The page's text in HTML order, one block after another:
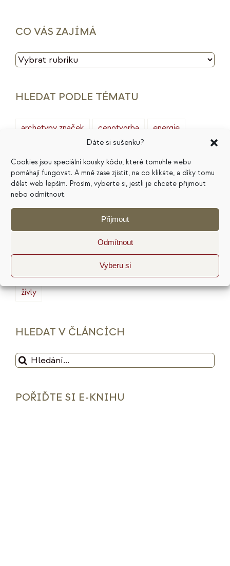
Dáte si sušenku?
Cookies jsou speciální kousky kódu, které tomuhle webu
pomáhají fungovat. A mně zase zjistit, na co klikáte, a díky tomu
dělat web lepším. Prosím, vyberte si, jestli je chcete přijmout
nebo odmítnout.
Přijmout
Odmítnout
Vyberu si
CO VÁS ZAJÍMÁ
CO
HLEDAT PODLE TÉMATU
archetypy značek cenotvorba
energie
ideální zákazník
intuice
konkurence legacy
magie
marketing
masterminding
mindset
minimalismus
plán podnikání
prodej
produktivita
psychologie reputace
rituály
web
živly
HLEDAT V ČLÁNCÍCH
Hledat:
POŘIĎTE SI E-KNIHU